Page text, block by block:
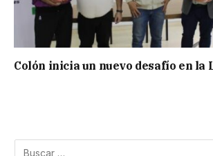
Colón inicia un nuevo desafío en la